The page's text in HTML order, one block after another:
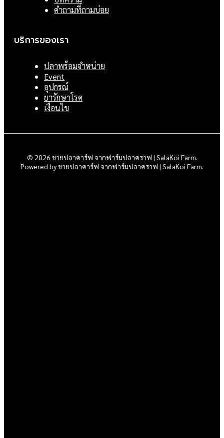
คำถามที่ถามบ่อย
บริการของเรา
ปลาพร้อมจำหน่าย
Event
อุปกรณ์
ยารักษาโรค
เงื่อนไข
© 2026 ขายปลาคาร์ฟ จากฟาร์มปลาคราฟ | SalaKoi Farm.
Powered by ขายปลาคาร์ฟ จากฟาร์มปลาคราฟ | SalaKoi Farm.